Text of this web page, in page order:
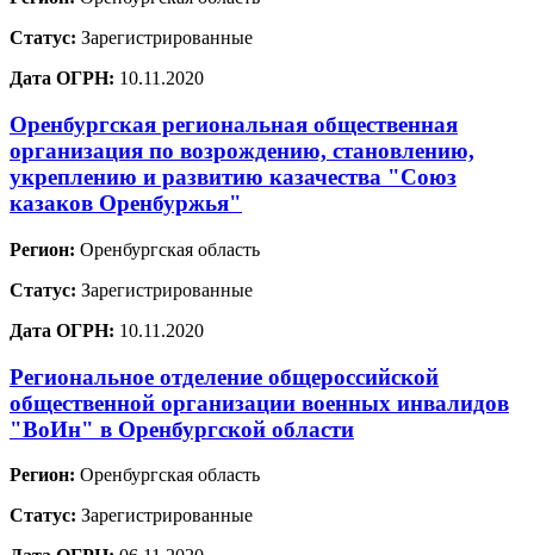
Статус: Зарегистрированные
Дата ОГРН: 10.11.2020
Оренбургская региональная общественная
организация по возрождению, становлению,
укреплению и развитию казачества "Союз
казаков Оренбуржья"
Регион: Оренбургская область
Статус: Зарегистрированные
Дата ОГРН: 10.11.2020
Региональное отделение общероссийской
общественной организации военных инвалидов
"ВоИн" в Оренбургской области
Регион: Оренбургская область
Статус: Зарегистрированные